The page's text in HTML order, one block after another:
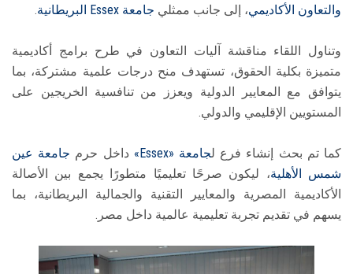
والتعاون الأكاديمي، إلى جانب ممثلي جامعة Essex البريطانية .
وتناول اللقاء مناقشة آليات التعاون في طرح برامج أكاديمية
متميزة بكلية الحقوق، تستهدف منح درجات علمية مشتركة، بما
يتوافق مع المعايير الدولية ويعزز من تنافسية الخريجين على
المستويين الإقليمي والدولي.
كما تم بحث إنشاء فرع لجامعة «Essex» داخل حرم جامعة عين
شمس الأهلية، ليكون صرحًا تعليميًا متطورًا يجمع بين الأصالة
الأكاديمية المصرية والمعايير التقنية والجمالية البريطانية، بما
يسهم في تقديم تجربة تعليمية عالمية داخل مصر.